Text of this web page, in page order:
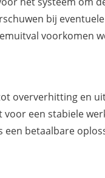
bij
voorkomen
oververhitting en
een stabiele
een betaalbare